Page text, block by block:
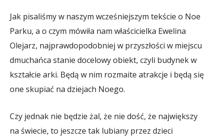
Jak pisaliśmy w naszym wcześniejszym tekście o Noe
Parku, a o czym mówiła nam właścicielka Ewelina
Olejarz, najprawdopodobniej w przyszłości w miejscu
dmuchańca stanie docelowy obiekt, czyli budynek w
kształcie arki. Będą w nim rozmaite atrakcje i będą się
one skupiać na dziejach Noego.
Czy jednak nie będzie żal, że nie dość, że największy
na świecie, to jeszcze tak lubiany przez dzieci